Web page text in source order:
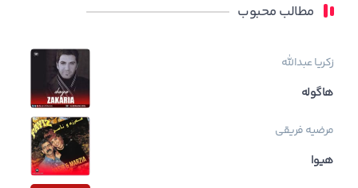
مطالب محبوب
زکریا عبدالله
هاگوله
مرضیه فریقی
هیوا